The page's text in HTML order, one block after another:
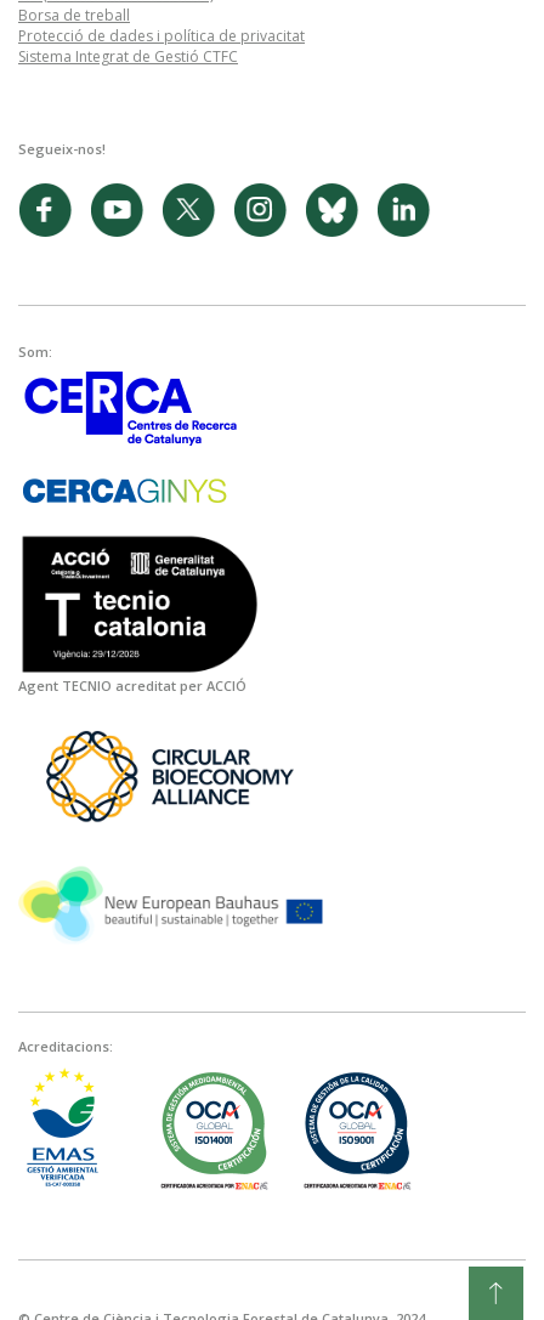
Borsa de treball
Protecció de dades i política de privacitat
Sistema Integrat de Gestió CTFC
Segueix-nos!
Som:
Agent TECNIO acreditat per ACCIÓ
Acreditacions: